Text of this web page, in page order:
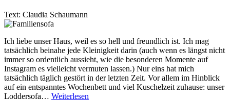
Text: Claudia Schaumann
Ich liebe unser Haus, weil es so hell und freundlich ist. Ich mag
tatsächlich beinahe jede Kleinigkeit darin (auch wenn es längst nicht
immer so ordentlich aussieht, wie die besonderen Momente auf
Instagram es vielleicht vermuten lassen.) Nur eins hat mich
tatsächlich täglich gestört in der letzten Zeit. Vor allem im Hinblick
auf ein entspanntes Wochenbett und viel Kuschelzeit zuhause: unser
Loddersofa… Weiterlesen